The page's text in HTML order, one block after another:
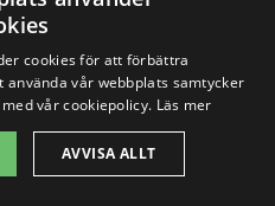
cookies för att förbättra
vår webbplats samtycker
vår cookiepolicy. Läs mer
AVVISA ALLT